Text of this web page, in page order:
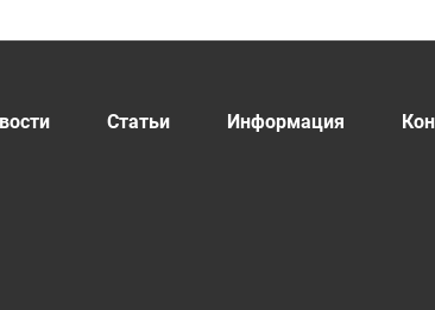
Статьи Информация